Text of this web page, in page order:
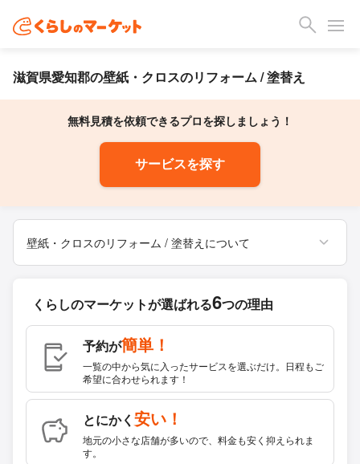
滋賀県愛知郡の壁紙・クロスのリフォーム / 塗替え
無料見積を依頼できるプロを探しましょう！
サービスを探す
壁紙・クロスのリフォーム / 塗替えについて
くらしのマーケットが選ばれる6つの理由
予約が簡単！
一覧の中から気に入ったサービスを選ぶだけ。日程もご
希望に合わせられます！
とにかく 安い！
地元の小さな店舗が多いので、料金も安く抑えられま
す。